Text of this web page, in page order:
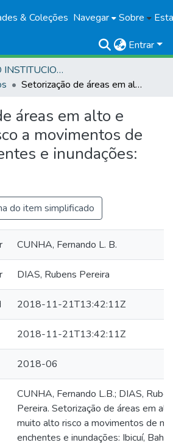
& Coleções Navegar Sobre
Entrar
PRODUÇÃO INSTITUCIONAL
Setorização de áreas em alto e muito alto risco a movimentos de massa, enchentes e inundações: Ibicuí, Bahia
áreas em alto e
a movimentos de
e inundações:
do item simplificado
CUNHA, Fernando L. B.
DIAS, Rubens Pereira
2018-11-21T13:42:11Z
2018-11-21T13:42:11Z
2018-06
CUNHA, Fernando L.B.; DIAS,
Pereira. Setorização de áreas em
muito alto risco a movimentos de
enchentes e inundações: Ibicuí, Bahia.